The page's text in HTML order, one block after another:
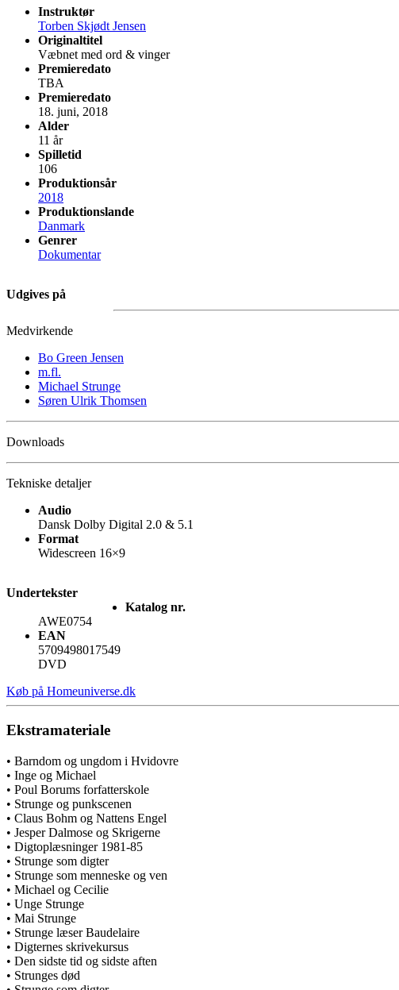
Instruktør
Torben Skjødt Jensen
Originaltitel
Væbnet med ord & vinger
Premieredato
TBA
Premieredato
18. juni, 2018
Alder
11 år
Spilletid
106
Produktionsår
2018
Produktionslande
Danmark
Genrer
Dokumentar
Udgives på
Medvirkende
Bo Green Jensen
m.fl.
Michael Strunge
Søren Ulrik Thomsen
Downloads
Tekniske detaljer
Audio
Dansk Dolby Digital 2.0 & 5.1
Format
Widescreen 16×9
Undertekster
Katalog nr.
AWE0754
EAN
5709498017549
DVD
Køb på Homeuniverse.dk
Ekstramateriale
• Barndom og ungdom i Hvidovre
• Inge og Michael
• Poul Borums forfatterskole
• Strunge og punkscenen
• Claus Bohm og Nattens Engel
• Jesper Dalmose og Skrigerne
• Digtoplæsninger 1981-85
• Strunge som digter
• Strunge som menneske og ven
• Michael og Cecilie
• Unge Strunge
• Mai Strunge
• Strunge læser Baudelaire
• Digternes skrivekursus
• Den sidste tid og sidste aften
• Strunges død